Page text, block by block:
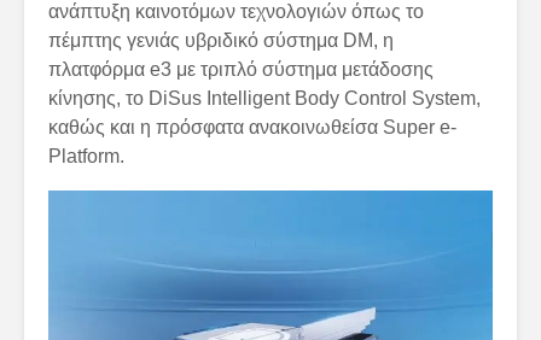
ανάπτυξη καινοτόμων τεχνολογιών όπως το
πέμπτης γενιάς υβριδικό σύστημα DM, η
πλατφόρμα e3 με τριπλό σύστημα μετάδοσης
κίνησης, το DiSus Intelligent Body Control System,
καθώς και η πρόσφατα ανακοινωθείσα Super e-
Platform.